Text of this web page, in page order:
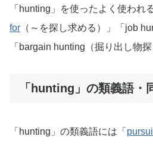
「hunting」を使ったよく使われ
for （～を探し求める）」「job
「bargain hunting（掘り出し物
「hunting」の類義語・
「hunting」の類義語には「